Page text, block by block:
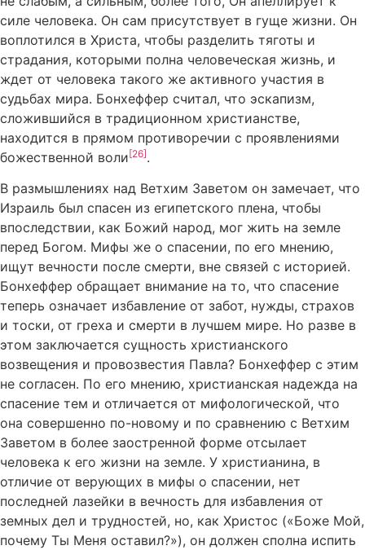
силе человека. Он сам присутствует в гуще жизни. Он
воплотился в Христа, чтобы разделить тяготы и
страдания, которыми полна человеческая жизнь, и
ждет от человека такого же активного участия в
судьбах мира. Бонхеффер считал, что эскапизм,
сложившийся в традиционном христианстве,
находится в прямом противоречии с проявлениями
божественной воли[26].
В размышлениях над Ветхим Заветом он замечает, что
Израиль был спасен из египетского плена, чтобы
впоследствии, как Божий народ, мог жить на земле
перед Богом. Мифы же о спасении, по его мнению,
ищут вечности после смерти, вне связей с историей.
Бонхеффер обращает внимание на то, что спасение
теперь означает избавление от забот, нужды, страхов
и тоски, от греха и смерти в лучшем мире. Но разве в
этом заключается сущность христианского
возвещения и провозвестия Павла? Бонхеффер с этим
не согласен. По его мнению, христианская надежда на
спасение тем и отличается от мифологической, что
она совершенно по-новому и по сравнению с Ветхим
Заветом в более заостренной форме отсылает
человека к его жизни на земле. У христианина, в
отличие от верующих в мифы о спасении, нет
последней лазейки в вечность для избавления от
земных дел и трудностей, но, как Христос («Боже Мой,
почему Ты Меня оставил?»), он должен сполна испить